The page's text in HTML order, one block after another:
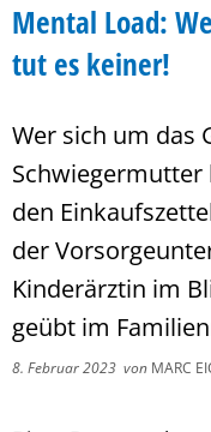
Mental Load:
tut es keiner!
Wer sich um das
den
der
Kinderärztin im
geübt im
8. Februar 2023 von MARC